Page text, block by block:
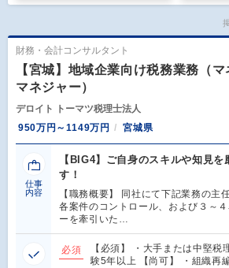
財務・会計コンサルタント
【宮城】地域企業向け税務業務（
マネジャー）
デロイト トーマツ税理士法人
950万円～1149万円
宮城県
仕事
内容
【BIG4】ご自身のスキルや知見を
す！
【職務概要】 同社にて下記業務の主
各案件のコントロール、および３～
ーを牽引いた…
必須
【必須】 ・大手または中堅税
験5年以上 【尚可】 ・組織再